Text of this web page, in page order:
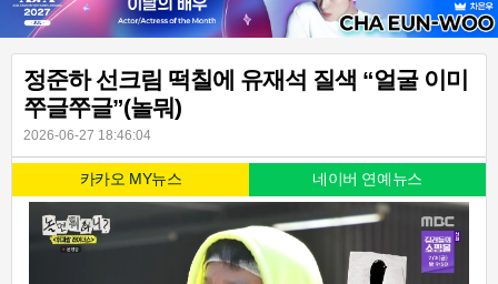
정준하 선크림 떡칠에 유재석 질색 “얼굴 이미
쭈글쭈글”(놀뭐)
2026-06-27 18:46:04
카카오 MY뉴스 네이버 연예뉴스